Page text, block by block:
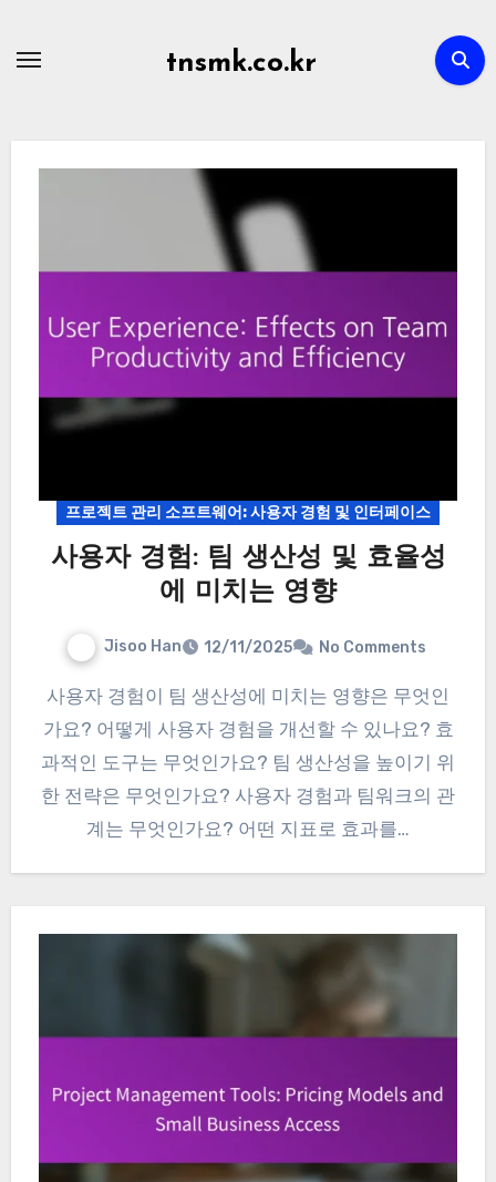
tnsmk.co.kr
프로젝트 관리 소프트웨어: 사용자 경험 및 인터페이스
사용자 경험: 팀 생산성 및 효율성
에 미치는 영향
Jisoo Han 12/11/2025 No Comments
사용자 경험이 팀 생산성에 미치는 영향은 무엇인
가요? 어떻게 사용자 경험을 개선할 수 있나요? 효
과적인 도구는 무엇인가요? 팀 생산성을 높이기 위
한 전략은 무엇인가요? 사용자 경험과 팀워크의 관
계는 무엇인가요? 어떤 지표로 효과를…